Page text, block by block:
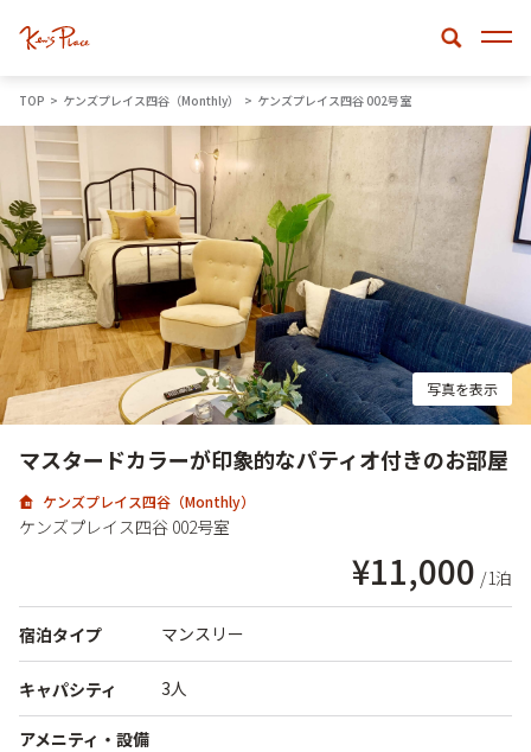
TOP ケンズプレイス四谷（Monthly） ケンズプレイス四谷 002号室
写真を表示
マスタードカラーが印象的なパティオ付きのお部屋
ケンズプレイス四谷（Monthly）
ケンズプレイス四谷 002号室
¥11,000 /1泊
宿泊タイプ マンスリー
キャパシティ 3人
アメニティ・設備